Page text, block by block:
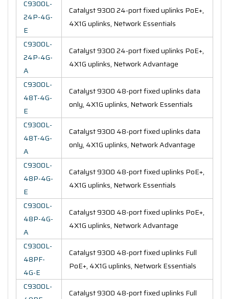
C9300L-
24P-4G-
E
Catalyst 9300 24-port fixed uplinks PoE+,
4X1G uplinks, Network Essentials
C9300L-
24P-4G-
A
Catalyst 9300 24-port fixed uplinks PoE+,
4X1G uplinks, Network Advantage
C9300L-
48T-4G-
E
Catalyst 9300 48-port fixed uplinks data
only, 4X1G uplinks, Network Essentials
C9300L-
48T-4G-
A
Catalyst 9300 48-port fixed uplinks data
only, 4X1G uplinks, Network Advantage
C9300L-
48P-4G-
E
Catalyst 9300 48-port fixed uplinks PoE+,
4X1G uplinks, Network Essentials
C9300L-
48P-4G-
A
Catalyst 9300 48-port fixed uplinks PoE+,
4X1G uplinks, Network Advantage
C9300L-
48PF-
4G-E
Catalyst 9300 48-port fixed uplinks Full
PoE+, 4X1G uplinks, Network Essentials
C9300L-
Catalyst 9300 48-port fixed uplinks Full